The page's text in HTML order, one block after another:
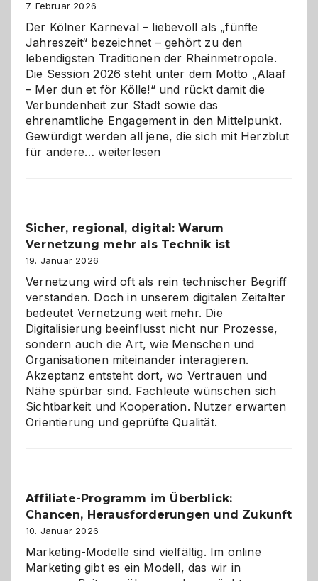
7. Februar 2026
Der Kölner Karneval – liebevoll als „fünfte
Jahreszeit“ bezeichnet – gehört zu den
lebendigsten Traditionen der Rheinmetropole.
Die Session 2026 steht unter dem Motto „Alaaf
– Mer dun et för Kölle!“ und rückt damit die
Verbundenheit zur Stadt sowie das
ehrenamtliche Engagement in den Mittelpunkt.
Gewürdigt werden all jene, die sich mit Herzblut
für andere…Kölner
ein
dreifaches
Alaaf!
weiterlesen
Sicher, regional, digital: Warum
Vernetzung mehr als Technik ist
19. Januar 2026
Vernetzung wird oft als rein technischer Begriff
verstanden. Doch in unserem digitalen Zeitalter
bedeutet Vernetzung weit mehr. Die
Digitalisierung beeinflusst nicht nur Prozesse,
sondern auch die Art, wie Menschen und
Organisationen miteinander interagieren.
Akzeptanz entsteht dort, wo Vertrauen und
Nähe spürbar sind. Fachleute wünschen sich
Sichtbarkeit und Kooperation. Nutzer erwarten
Orientierung und geprüfte Qualität.
Affiliate-Programm im Überblick:
Chancen, Herausforderungen und Zukunft
10. Januar 2026
Marketing-Modelle sind vielfältig. Im online
Marketing gibt es ein Modell, das wir in